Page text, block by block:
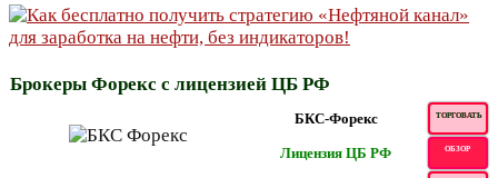
Брокеры Форекс с лицензией ЦБ РФ
БКС-Форекс ТОРГОВАТЬ
Лицензия ЦБ РФ ОБЗОР